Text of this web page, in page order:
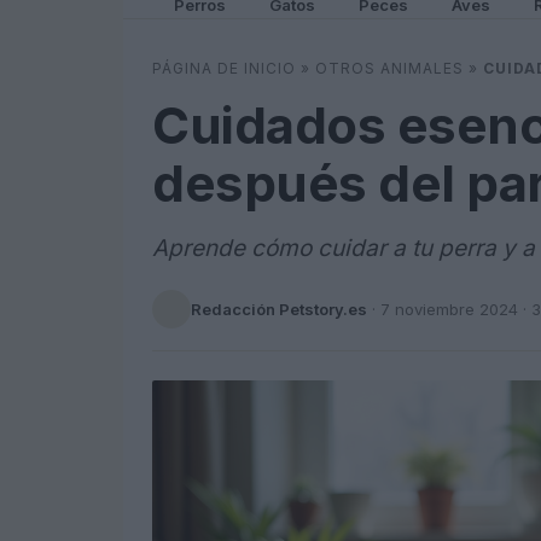
Perros Gatos Peces Aves
PÁGINA DE INICIO » OTROS ANIMALES »
Cuidados
después del
Aprende cómo cuidar a tu perra y
Redacción Petstory.es · 7 noviembre 2024 ·